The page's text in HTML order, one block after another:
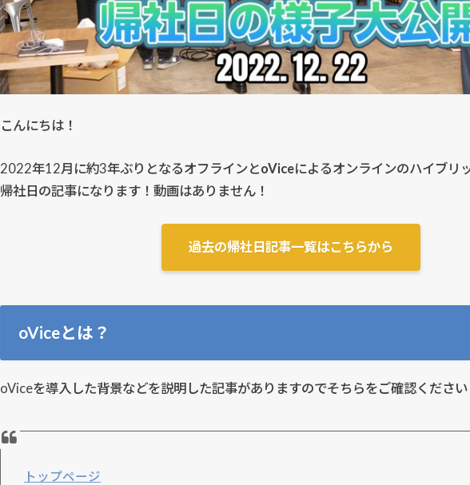
こんにちは！
2022年12月に約3年ぶりとなるオフラインとoViceによるオンラインのハイブリ
帰社日の記事になります！動画はありません！
過去の帰社日記事一覧はこちらから
oViceとは？
oViceを導入した背景などを説明した記事がありますのでそちらをご確認くださ
トップページ